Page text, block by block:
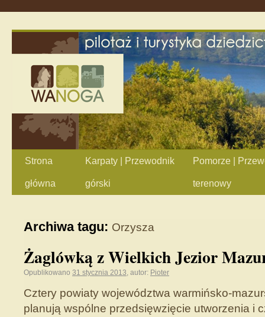
Strona
główna
Karpaty | Przewodnik
górski
Pomorze |
terenowy
Archiwa tagu: Orzysza
Żaglówką z Wielkich Jezior
Opublikowano 31 stycznia 2013, autor: Pioter
Cztery powiaty województwa warmińsko-
planują wspólne przedsięwzięcie utworzenia i